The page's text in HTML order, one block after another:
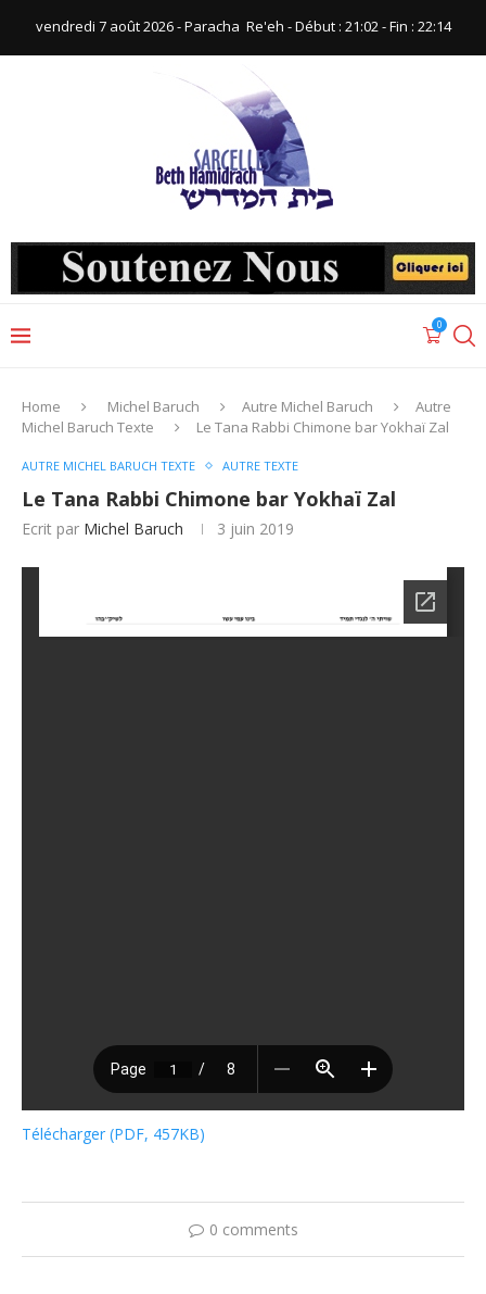
vendredi 7 août 2026 - Paracha ‪ Re'eh‬ - Début : 21:02‬ - Fin : ‪22:14‬
0
Home Michel Baruch Autre Michel Baruch
Autre
Michel Baruch Texte
Le Tana Rabbi Chimone bar Yokhaï Zal
AUTRE MICHEL BARUCH TEXTE AUTRE TEXTE
Le Tana Rabbi Chimone bar Yokhaï Zal
Ecrit par Michel Baruch 3 juin 2019
Télécharger (PDF, 457KB)
0 comments